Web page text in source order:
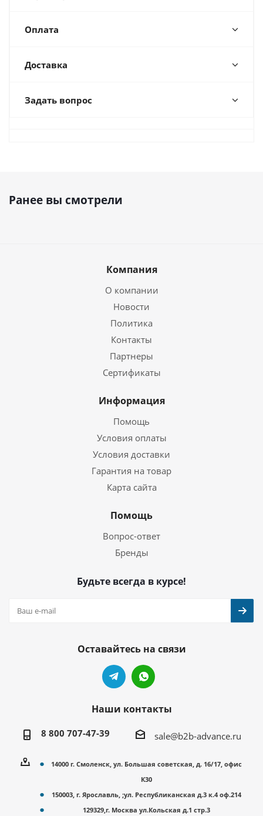
Оплата
Доставка
Задать вопрос
Ранее вы смотрели
Компания
О компании
Новости
Политика
Контакты
Партнеры
Сертификаты
Информация
Помощь
Условия оплаты
Условия доставки
Гарантия на товар
Карта сайта
Помощь
Вопрос-ответ
Бренды
Будьте всегда в курсе!
Оставайтесь на связи
Наши контакты
8 800 707-47-39 sale@b2b-advance.ru
14000 г. Смоленск, ул. Большая советская, д. 16/17, офис
К30
150003, г. Ярославль, ;ул. Республиканская д.3 к.4 оф.214
129329,г. Москва ул.Кольская д.1 стр.3